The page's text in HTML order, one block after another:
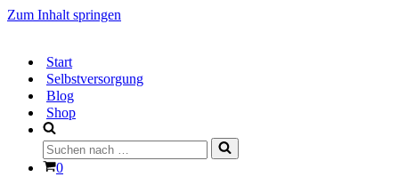
Zum Inhalt springen
Start
Selbstversorgung
Blog
Shop
Suchen
nach …
Warenkorb
0